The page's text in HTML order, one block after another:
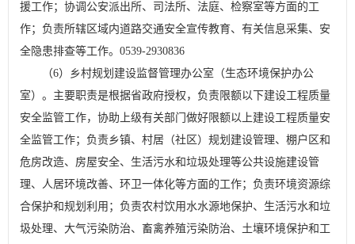
援工作；协调公安派出所、司法所、法庭、检察室等方面的工
作；负责所辖区域内道路交通安全宣传教育、有关信息采集、安
全隐患排查等工作。0539-2930836
（6）乡村规划建设监督管理办公室（生态环境保护办公
室）。主要职责是根据省政府授权，负责限额以下建设工程质量
安全监管工作，协助上级有关部门做好限额以上建设工程质量安
全监管工作；负责乡镇、村居（社区）规划建设管理、棚户区和
危房改造、房屋安全、生活污水和垃圾处理等公共设施建设管
理、人居环境改善、环卫一体化等方面的工作；负责环境资源综
合保护和规划利用；负责农村饮用水水源地保护、生活污水和垃
圾处理、大气污染防治、畜禽养殖污染防治、土壤环境保护和工